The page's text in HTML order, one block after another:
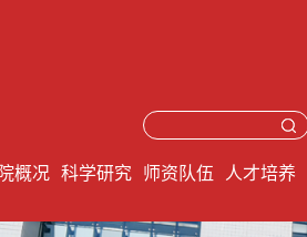
概况 科学研究 师资队伍 人才培养